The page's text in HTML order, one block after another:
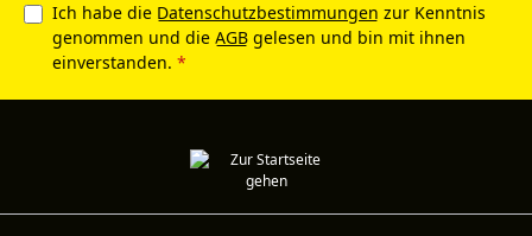
Ich habe die Datenschutzbestimmungen zur Kenntnis
genommen und die AGB gelesen und bin mit ihnen
einverstanden. *